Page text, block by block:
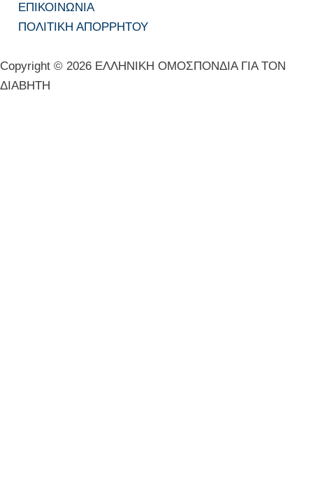
ΕΠΙΚΟΙΝΩΝΙΑ
ΠΟΛΙΤΙΚΗ ΑΠΟΡΡΗΤΟΥ
Copyright © 2026 ΕΛΛΗΝΙΚΗ ΟΜΟΣΠΟΝΔΙΑ ΓΙΑ ΤΟΝ
ΔΙΑΒΗΤΗ